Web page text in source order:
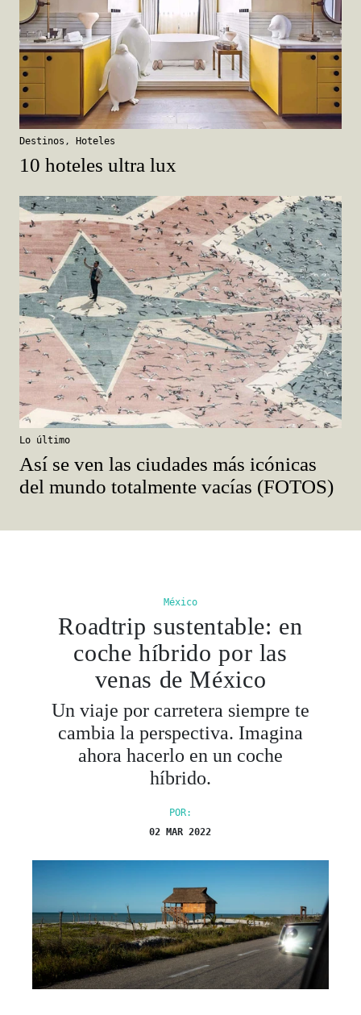
Destinos , Hoteles
10 hoteles ultra lux
Lo último
Así se ven las ciudades más icónicas
del mundo totalmente vacías (FOTOS)
México
Roadtrip sustentable: en
coche híbrido por las
venas de México
Un viaje por carretera siempre te
cambia la perspectiva. Imagina
ahora hacerlo en un coche
híbrido.
POR:
02 MAR 2022